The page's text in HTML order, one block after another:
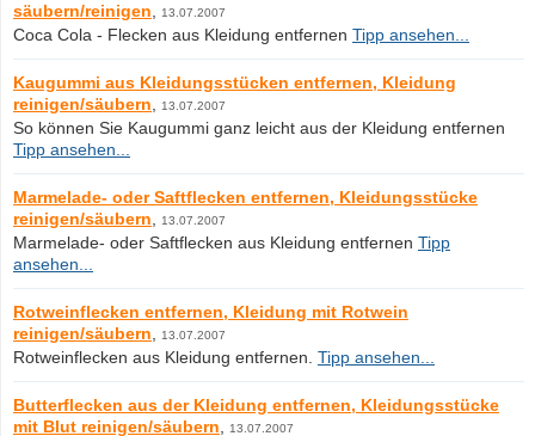
säubern/reinigen
13.07.2007
Coca Cola - Flecken aus Kleidung entfernen Tipp ansehen...
Kaugummi aus Kleidungsstücken entfernen, Kleidung
reinigen/säubern
13.07.2007
So können Sie Kaugummi ganz leicht aus der Kleidung entfernen
Tipp ansehen...
Marmelade- oder Saftflecken entfernen, Kleidungsstücke
reinigen/säubern
13.07.2007
Marmelade- oder Saftflecken aus Kleidung entfernen Tipp
ansehen...
Rotweinflecken entfernen, Kleidung mit Rotwein
reinigen/säubern
13.07.2007
Rotweinflecken aus Kleidung entfernen. Tipp ansehen...
Butterflecken aus der Kleidung entfernen, Kleidungsstücke
mit Blut reinigen/säubern
13.07.2007